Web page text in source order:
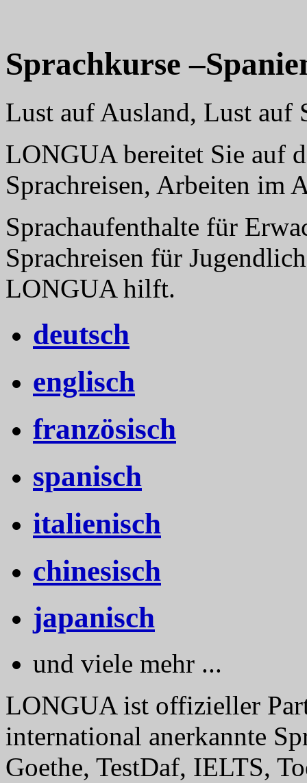
Sprachkurse
Lust auf Ausland, Lust auf
LONGUA bereitet Sie auf
Sprachreisen, Arbeiten im
Sprachaufenthalte für
Sprachreisen für
LONGUA hilft.
deutsch
englisch
französisch
spanisch
italienisch
chinesisch
japanisch
und viele mehr ...
LONGUA ist offizieller
international anerkannte
Goethe, TestDaf, IELTS,